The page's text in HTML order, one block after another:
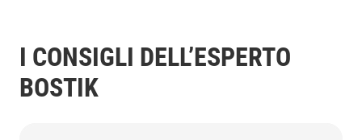
I CONSIGLI DELL’ESPERTO
BOSTIK